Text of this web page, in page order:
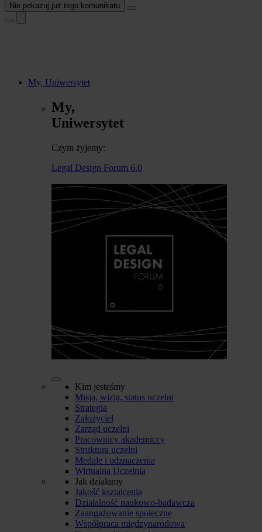
Nie pokazuj już tego komunikatu
My, Uniwersytet
My,
Uniwersytet
Czym żyjemy:
Legal Design Forum 6.0
Kim jesteśmy
Misja, wizja, status uczelni
Strategia
Założyciel
Zarząd uczelni
Pracownicy akademiccy
Struktura uczelni
Medale i odznaczenia
Wirtualna Uczelnia
Jak działamy
Jakość kształcenia
Działalność naukowo-badawcza
Zaangażowanie społeczne
Współpraca międzynarodowa